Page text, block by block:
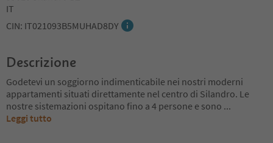
IT
CIN: IT021093B5MUHAD8DY
Descrizione
Godetevi un soggiorno indimenticabile nei nostri moderni
appartamenti situati direttamente nel centro di Silandro. Le
nostre sistemazioni ospitano fino a 4 persone e sono ...
Leggi tutto